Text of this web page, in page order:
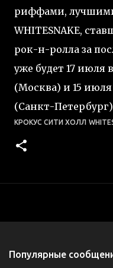
риффами,
WHITESNAKE,
рок-н-ролла за
уже будет 17 июля
(Москва) и 15
(Санкт-
КРОКУС СИТИ ХОЛЛ
Популярные